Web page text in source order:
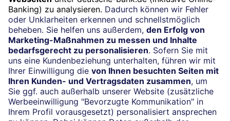
Impressum
Konditionen und Preise
Rechtliche Hinweise
Datenschutz